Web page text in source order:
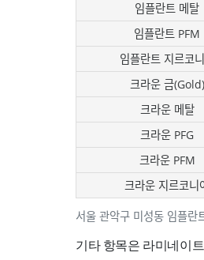
서울 관악구 미성동 임플란
임플란트 메탈
임플란트 PFM
임플란트 지르코
크라운 금(Gold)
크라운 메탈
크라운 PFG
크라운 PFM
크라운 지르코니
기타 항목은 라미네이